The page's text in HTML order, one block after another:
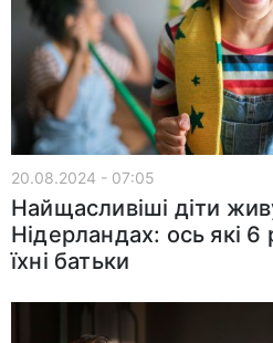
20.08.2024 - 07:05
Найщасливіші діти
Нідерландах: ось які
їхні батьки